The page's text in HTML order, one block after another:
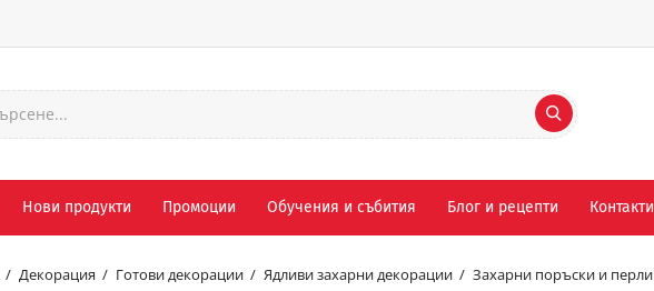
Нови продукти Промоции Обучения и събития Блог и рецепти Контакти
Декорация Готови декорации Ядливи захарни декорации Захарни поръски и перли